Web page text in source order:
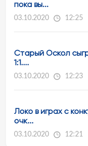
пока вы...
03.10.2020 12:25
Старый Оскол
1:1....
03.10.2020 12:23
Локо в играх с
очк...
03.10.2020 12:21